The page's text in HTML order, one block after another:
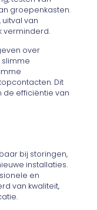
groepenkasten.
van
verminderd.
over
Dit
de efficiëntie van
bij storingen,
installaties.
en
van kwaliteit,